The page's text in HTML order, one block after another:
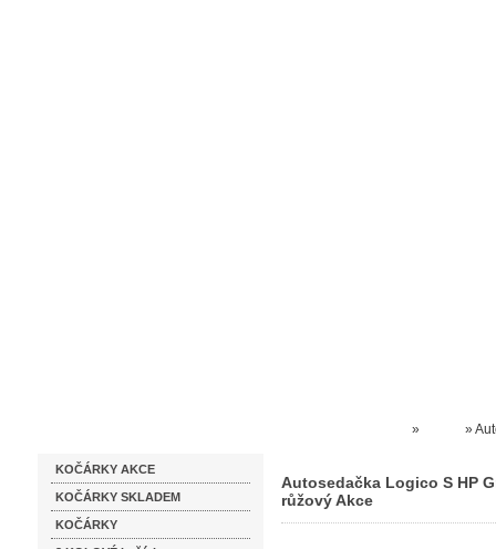
KOČÁRKY AKCE
KOČÁRKY SKLADEM
KOČÁRKY
» »
modro růžový Akce
Autosedačka Logico S HP
růžový Akce